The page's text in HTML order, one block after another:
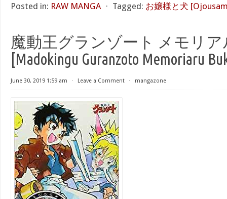
Posted in: RAW MANGA ⋅ Tagged: お嬢様と犬
魔動王グランゾート メモリ
[Madokingu Guranzoto Memoriaru
June 30, 2019 1:59 am ⋅ Leave a Comment ⋅ mangazone